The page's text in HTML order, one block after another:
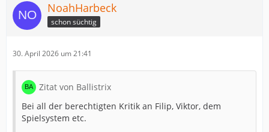
NoahHarbeck
schon süchtig
30. April 2026 um 21:41
Zitat von Ballistrix
Bei all der berechtigten Kritik an Filip, Viktor, dem
Spielsystem etc.